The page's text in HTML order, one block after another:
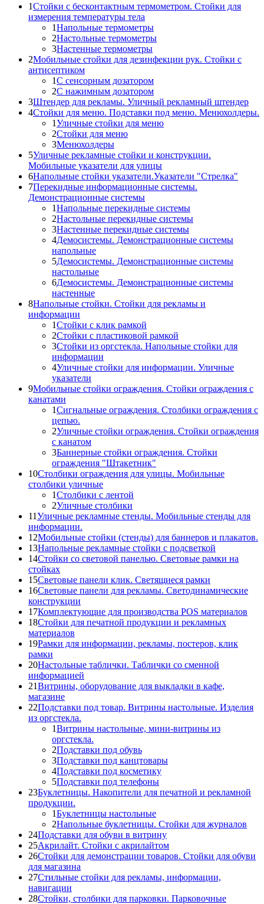
1Стойки с бесконтактным термометром. Стойки для
измерения температуры тела
1Напольные термометры
2Настольные термометры
3Настенные термометры
2Мобильные стойки для дезинфекции рук. Стойки с
антисептиком
1С сенсорным дозатором
2С нажимным дозатором
3Штендер для рекламы. Уличный рекламный штендер
4Стойки для меню. Подставки под меню. Менюхолдеры.
1Уличные стойки для меню
2Стойки для меню
3Менюхолдеры
5Уличные рекламные стойки и конструкции.
Мобильные указатели для улицы
6Напольные стойки указатели.Указатели "Стрелка"
7Перекидные информационные системы.
Демонстрационные системы
1Напольные перекидные системы
2Настольные перекидные системы
3Настенные перекидные системы
4Демосистемы. Демонстрационные системы
напольные
5Демосистемы. Демонстрационные системы
настольные
6Демосистемы. Демонстрационные системы
настенные
8Напольные стойки. Стойки для рекламы и
информации
1Стойки с клик рамкой
2Стойки с пластиковой рамкой
3Стойки из оргстекла. Напольные стойки для
информации
4Уличные стойки для информации. Уличные
указатели
9Мобильные стойки ограждения. Стойки ограждения с
канатами
1Сигнальные ограждения. Столбики ограждения с
цепью.
2Уличные стойки ограждения. Стойки ограждения
с канатом
3Баннерные стойки ограждения. Стойки
ограждения "Штакетник"
10Столбики ограждения для улицы. Мобильные
столбики уличные
1Столбики с лентой
2Уличные столбики
11Уличные рекламные стенды. Мобильные стенды для
информации.
12Мобильные стойки (стенды) для баннеров и плакатов.
13Напольные рекламные стойки с подсветкой
14Стойки со световой панелью. Световые рамки на
стойках
15Световые панели клик. Светящиеся рамки
16Световые панели для рекламы. Светодинамические
конструкции
17Комплектующие для производства POS материалов
18Стойки для печатной продукции и рекламных
материалов
19Рамки для информации, рекламы, постеров, клик
рамки
20Настольные таблички. Таблички со сменной
информацией
21Витрины, оборудование для выкладки в кафе,
магазине
22Подставки под товар. Витрины настольные. Изделия
из оргстекла.
1Витрины настольные, мини-витрины из
оргстекла.
2Подставки под обувь
3Подставки под канцтовары
4Подставки под косметику
5Подставки под телефоны
23Буклетницы. Накопители для печатной и рекламной
продукции.
1Буклетницы настольные
2Напольные буклетницы. Стойки для журналов
24Подставки для обуви в витрину
25Акрилайт. Стойки с акрилайтом
26Стойки для демонстрации товаров. Стойки для обуви
для магазина
27Стильные стойки для рекламы, информации,
навигации
28Стойки, столбики для парковки. Парковочные